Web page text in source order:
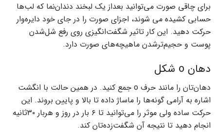
برای چاقی صورت می‌توانید بعداز یک لبخند دندان‌نما که لب‌ها
حسابی کشیده می شوند، اجزای صورت را در جای خود دایره‌وار
حرکت دهید. این ‌کار تاثیر شگفت‌انگیزی روی رفع شل‌شدن
پوست و حجیم‌ترشدن ماهیچه‌های صورت دارد.
دهان o شکل
دهان‌تان را مانند حرف o جمع ‌کنید. در همین حالت با انگشت
اشاره به آرامی گونه‌ها را ماساژ داده تا بالا و پایین بروند. این
حرکت ساده ولی موثر را می‌توانید تا ۶ بار در روز و هربار ۳۰ثانیه
انجام دهید تا نتیجه آن شگفت‌زده‌تان کند.